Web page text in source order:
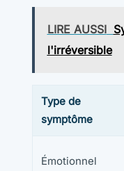
LIRE AUSSI
l'irréversible
Type de
symptôme
Émotionnel